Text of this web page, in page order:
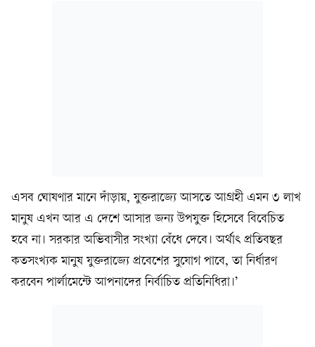
এসব ঘোষণার মানে দাঁড়ায়, যুক্তরাজ্যে আসতে আগ্রহী এমন ৩ লাখ
মানুষ এখন আর এ দেশে আসার জন্য উপযুক্ত হিসেবে বিবেচিত
হবে না। সরকার অভিবাসীর সংখ্যা বেঁধে দেবে। অর্থাৎ প্রতিবছর
কতসংখ্যক মানুষ যুক্তরাজ্যে প্রবেশের সুযোগ পাবে, তা নির্ধারণ
করবেন পার্লামেন্টে আপনাদের নির্বাচিত প্রতিনিধিরা।’